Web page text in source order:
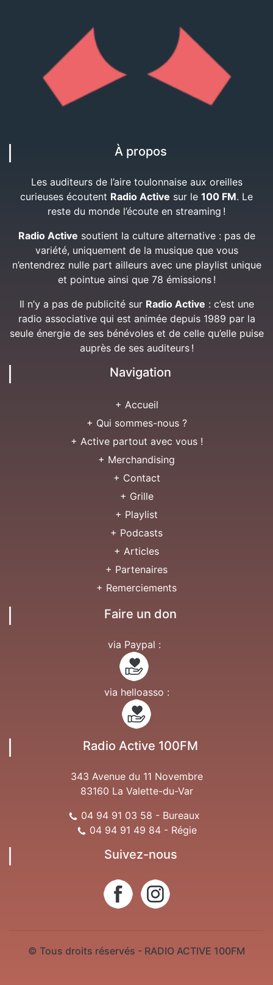
À propos
Les auditeurs de l’aire toulonnaise aux oreilles
curieuses écoutent Radio Active sur le 100 FM. Le
reste du monde l’écoute en streaming !
Radio Active soutient la culture alternative : pas de
variété, uniquement de la musique que vous
n’entendrez nulle part ailleurs avec une playlist unique
et pointue ainsi que 78 émissions !
Il n’y a pas de publicité sur Radio Active : c’est une
radio associative qui est animée depuis 1989 par la
seule énergie de ses bénévoles et de celle qu’elle puise
auprès de ses auditeurs !
Navigation
+ Accueil
+ Qui sommes-nous ?
+ Active partout avec vous !
+ Merchandising
+ Contact
+ Grille
+ Playlist
+ Podcasts
+ Articles
+ Partenaires
+ Remerciements
Faire un don
via Paypal :
via helloasso :
Radio Active 100FM
343 Avenue du 11 Novembre
83160 La Valette-du-Var
04 94 91 03 58 - Bureaux
04 94 91 49 84 - Régie
Suivez-nous
© Tous droits réservés - RADIO ACTIVE 100FM